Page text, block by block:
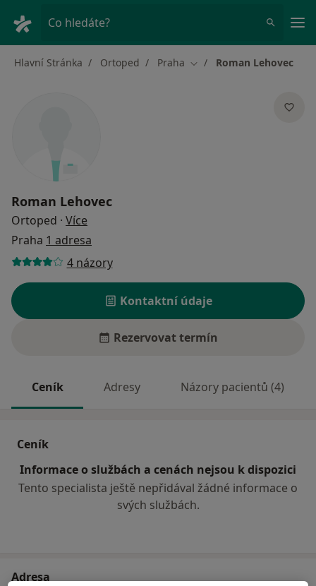
Co hledáte?
Hlavní Stránka Ortoped Praha Změna města
Roman Lehovec
Roman Lehovec
Ortoped · Více
Praha 1 adresa
4 názory
Kontaktní údaje
Rezervovat termín
Ceník Adresy Názory pacientů (4)
Ceník
Informace o službách a cenách nejsou k dispozici
Tento specialista ještě nepřidával žádné informace o
svých službách.
Adresa